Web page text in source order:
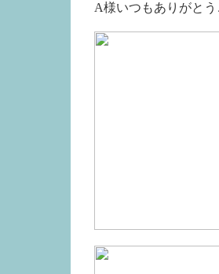
A様いつもありがと